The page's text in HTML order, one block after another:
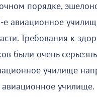
порядке,
е авиационное
Требования к
были очень
училище
училище.